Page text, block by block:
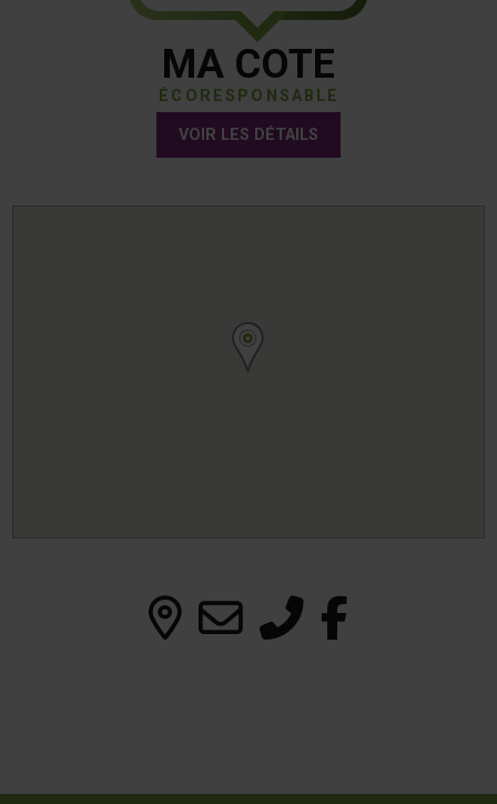
MA COTE
ÉCORESPONSABLE
VOIR LES DÉTAILS